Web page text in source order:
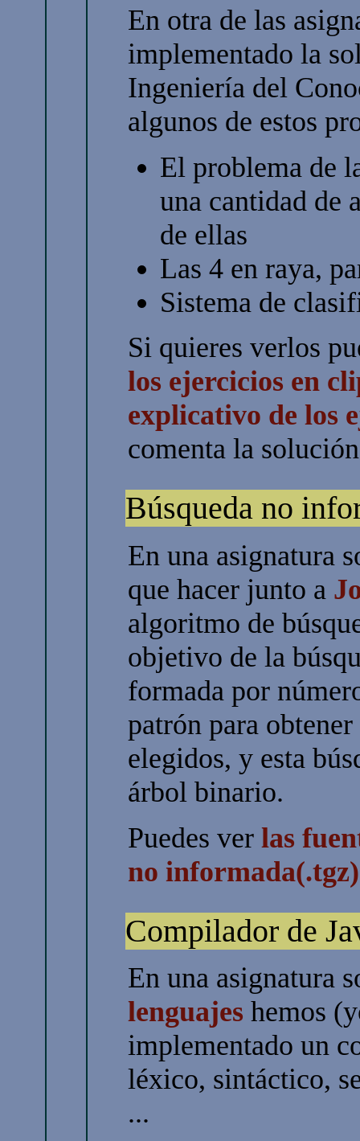
En otra de las
implementado la
Ingeniería del
algunos de estos
El problema de
una cantidad de
de ellas
Las 4 en raya,
Sistema de
Si quieres verlos
los ejercicios en
explicativo de los
comenta la
Búsqueda no
En una asignatura
que hacer junto a
algoritmo de
objetivo de la
formada por
patrón para
elegidos, y esta
árbol binario.
Puedes verlas
no informada(.tgz)
Compilador de
En una asignatura
lenguajeshemos
implementado un
léxico, sintáctico,
...